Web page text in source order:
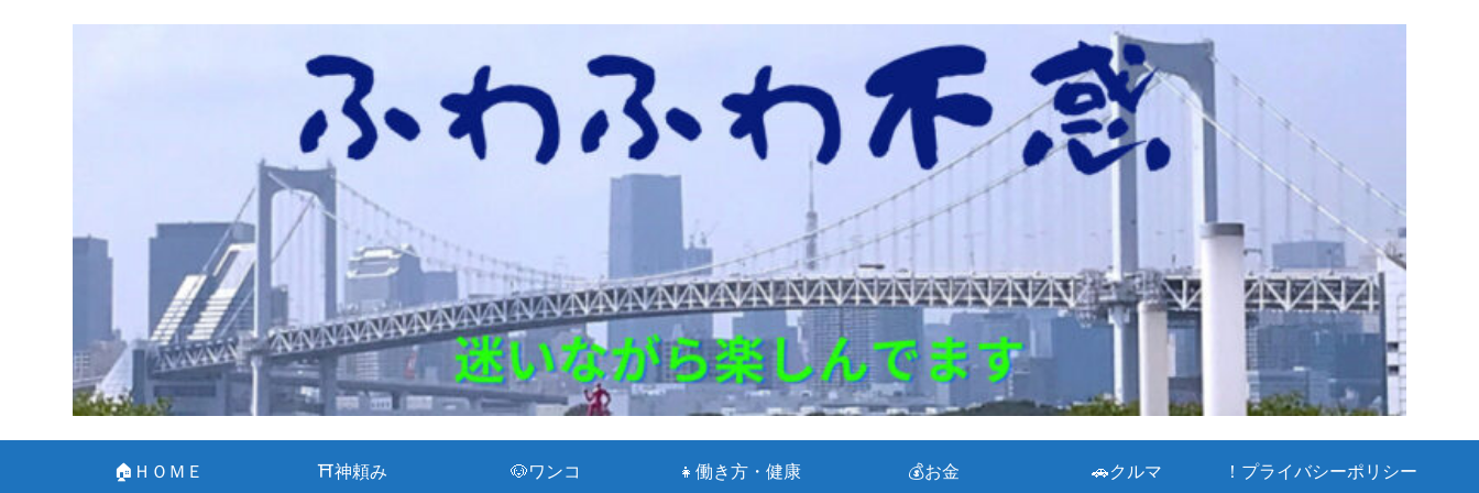
🏠ＨＯＭＥ ⛩神頼み 🐶ワンコ 👧働き方・健康 💰お金 🚗クルマ ！プライバシーポリシー